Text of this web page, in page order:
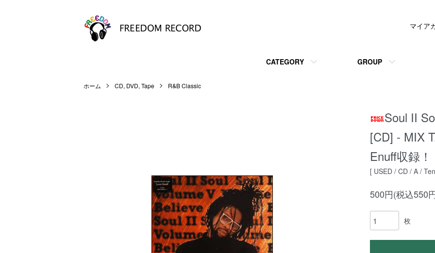
CATEGORY GROUP
マイア
ホーム CD, DVD, Tape R&B Classic
Soul II
[CD] - MIX
Enuff収録！
[ USED / CD / A /
500円(税込550
枚